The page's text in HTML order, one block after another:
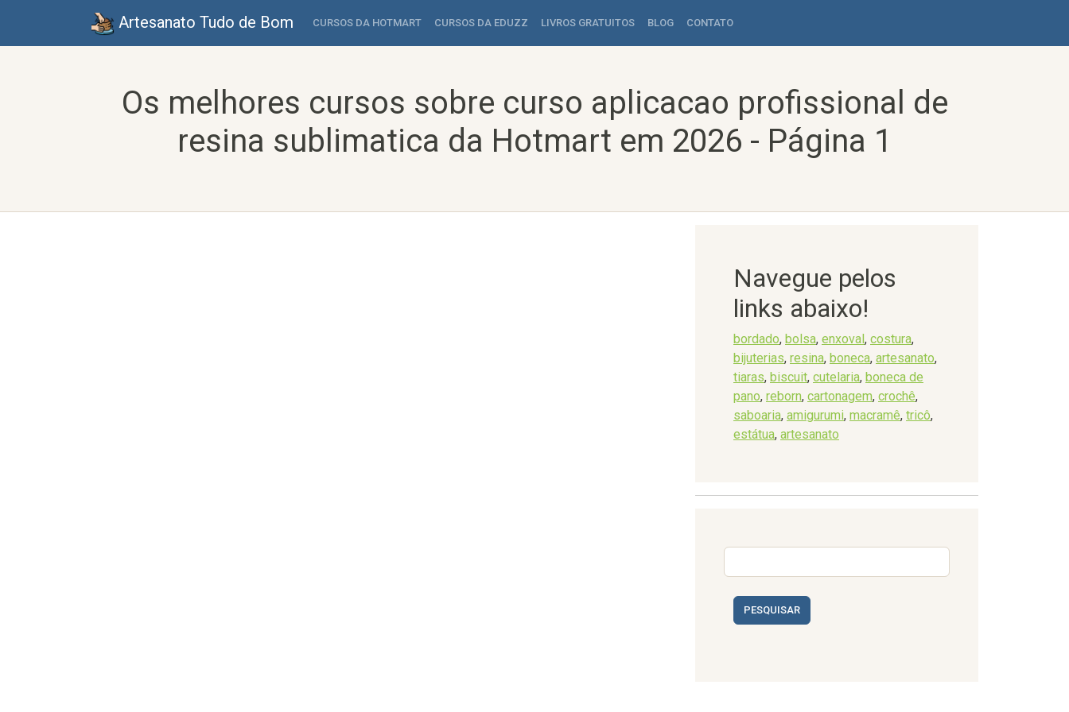
Artesanato Tudo de Bom CURSOS DA HOTMART CURSOS DA EDUZZ LIVROS GRATUITOS BLOG CONTATO
Os melhores cursos sobre curso aplicacao profissional de
resina sublimatica da Hotmart em 2026 - Página 1
Navegue pelos
links abaixo!
bordado, bolsa, enxoval, costura,
bijuterias, resina, boneca, artesanato,
tiaras, biscuit, cutelaria, boneca de
pano, reborn, cartonagem, crochê,
saboaria, amigurumi, macramê, tricô,
estátua, artesanato
PESQUISAR